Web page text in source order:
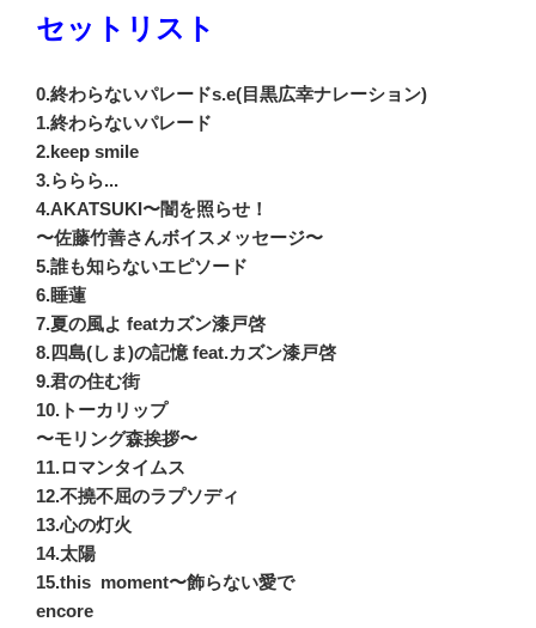
セットリスト
0.終わらないパレードs.e(目黒広幸ナレーション)
1.終わらないパレード
2.keep smile
3.ららら...
4.AKATSUKI〜闇を照らせ！
〜佐藤竹善さんボイスメッセージ〜
5.誰も知らないエピソード
6.睡蓮
7.夏の風よ featカズン漆戸啓
8.四島(しま)の記憶 feat.カズン漆戸啓
9.君の住む街
10.トーカリップ
〜モリング森挨拶〜
11.ロマンタイムス
12.不撓不屈のラプソディ
13.心の灯火
14.太陽
15.this moment〜飾らない愛で
encore